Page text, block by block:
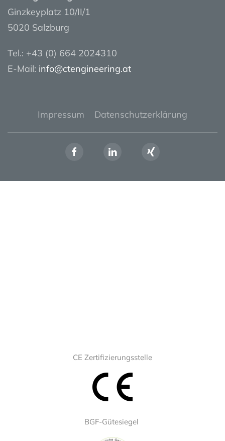
Ginzkeyplatz 10/II/1
5020 Salzburg
Tel.: +43 (0) 664 2024310
E-Mail: info@ctengineering.at
Impressum Datenschutzerklärung
CE Zertifizierungsstelle
BGF-Gütesiegel